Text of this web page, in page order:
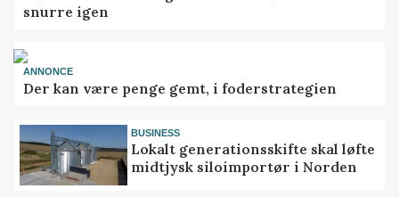
snurre igen
ANNONCE
Der kan være penge gemt, i foderstrategien
BUSINESS
Lokalt generationsskifte skal løfte
midtjysk siloimportør i Norden